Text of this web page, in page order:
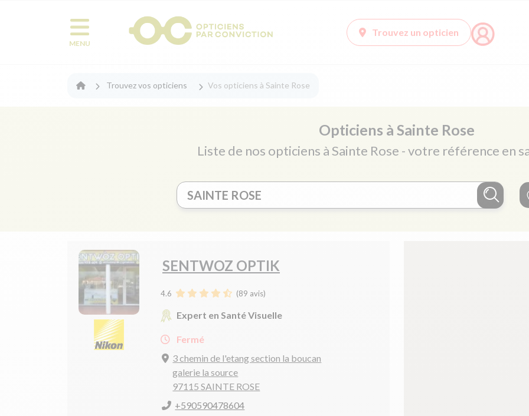
MENU
Trouvez un opticien
Trouvez vos opticiens Vos opticiens à Sainte Rose
Opticiens à Sainte Rose
Liste de nos opticiens à Sainte Rose - votre référence en
SENTWOZ OPTIK
4.6 (89 avis)
Expert en Santé Visuelle
Fermé
3 chemin de l'etang section la boucan
galerie la source
97115 SAINTE ROSE
+590590478604